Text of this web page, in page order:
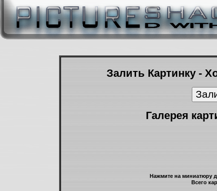
Залить Картинку -
Галерея
Нажмите на миниатюру
Всего